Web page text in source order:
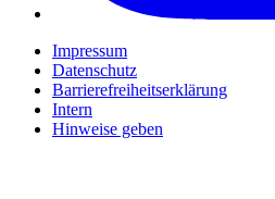
Impressum
Datenschutz
Barrierefreiheitserklärung
Intern
Hinweise geben